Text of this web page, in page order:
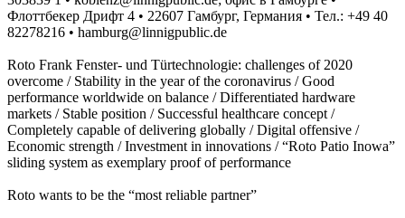
Флоттбекер Дрифт 4 • 22607 Гамбург, Германия • Тел.: +49 40
82278216 • hamburg@linnigpublic.de
Roto Frank Fenster- und Türtechnologie: challenges of 2020
overcome / Stability in the year of the coronavirus / Good
performance worldwide on balance / Differentiated hardware
markets / Stable position / Successful healthcare concept /
Completely capable of delivering globally / Digital offensive /
Economic strength / Investment in innovations / “Roto Patio Inowa”
sliding system as exemplary proof of performance
Roto wants to be the “most reliable partner”